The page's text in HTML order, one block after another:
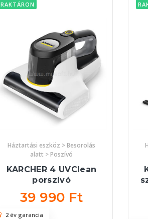
RAKTÁRON
Háztartási eszköz > Besorolás
alatt > Poszívó
KARCHER 4 UVClean
porszívó
39 990 Ft
2 év garancia